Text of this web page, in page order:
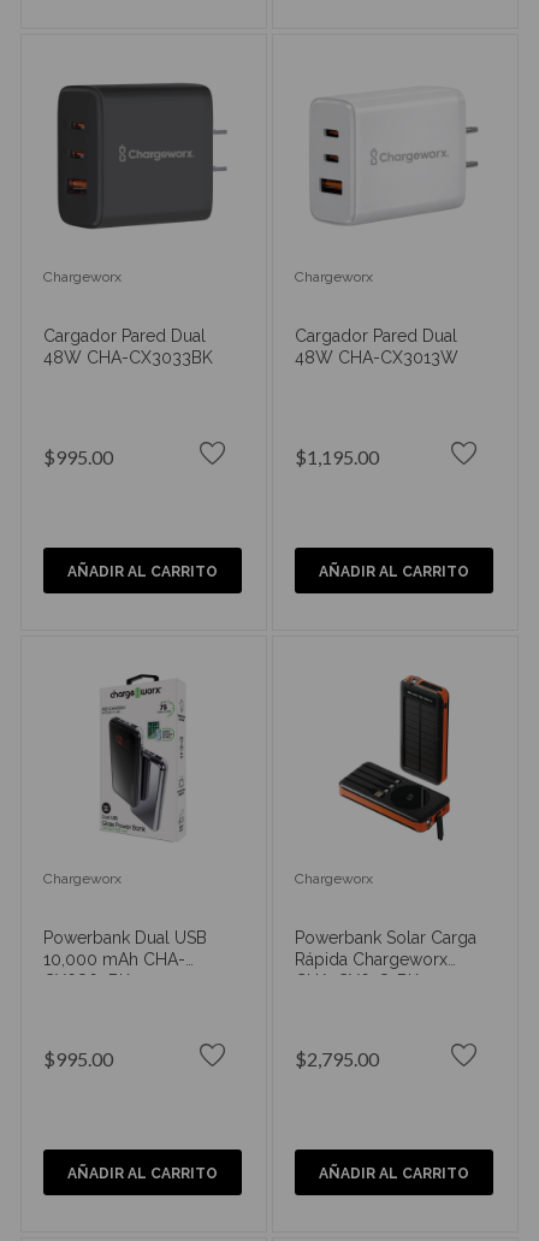
Chargeworx
Cargador Pared Dual
48W CHA-CX3033BK
$995.00
AÑADIR AL CARRITO
Chargeworx
Cargador Pared Dual
48W CHA-CX3013W
$1,195.00
AÑADIR AL CARRITO
Chargeworx
Powerbank Dual USB
10,000 mAh CHA-
CX6862BK
$995.00
AÑADIR AL CARRITO
Chargeworx
Powerbank Solar Carga
Rápida Chargeworx
CHA-CX6581BK
$2,795.00
AÑADIR AL CARRITO